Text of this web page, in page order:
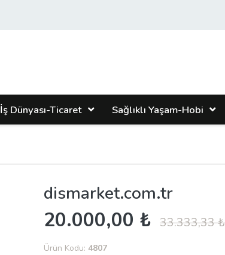
İş Dünyası-Ticaret Sağlıklı Yaşam-Hobi
dismarket.com.tr
20.000,00 ₺ 33.333,33 ₺
Ürün Kodu: 4807